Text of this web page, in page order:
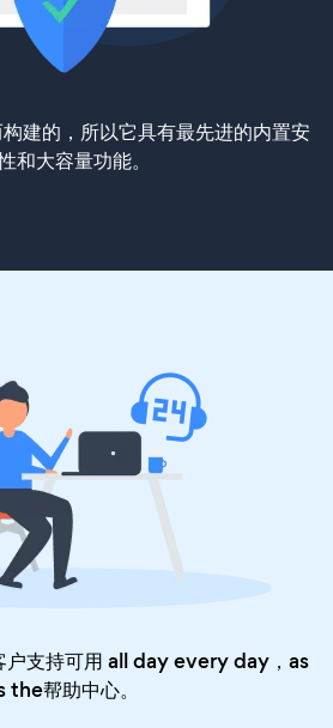
建的，所以它具有最先进的内置安
和大容量功能。
支持可用 all day every day，as
the帮助中心。